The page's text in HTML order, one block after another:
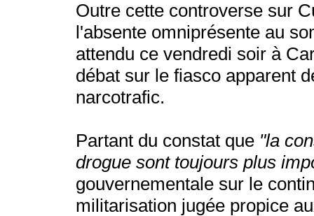
Outre cette controverse sur
l'absente omniprésente au
attendu ce vendredi soir à
débat sur le fiasco apparent
narcotrafic.
Partant du constat que "la
drogue sont toujours plus
gouvernementale sur le
militarisation jugée propice